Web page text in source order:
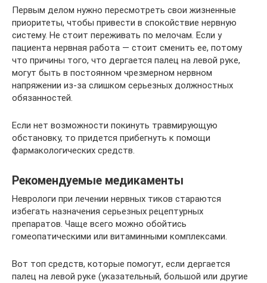
Первым делом нужно пересмотреть свои жизненные
приоритеты, чтобы привести в спокойствие нервную
систему. Не стоит переживать по мелочам. Если у
пациента нервная работа — стоит сменить ее, потому
что причины того, что дергается палец на левой руке,
могут быть в постоянном чрезмерном нервном
напряжении из-за слишком серьезных должностных
обязанностей.
Если нет возможности покинуть травмирующую
обстановку, то придется прибегнуть к помощи
фармакологических средств.
Рекомендуемые медикаменты
Неврологи при лечении нервных тиков стараются
избегать назначения серьезных рецептурных
препаратов. Чаще всего можно обойтись
гомеопатическими или витаминными комплексами.
Вот топ средств, которые помогут, если дергается
палец на левой руке (указательный, большой или другие